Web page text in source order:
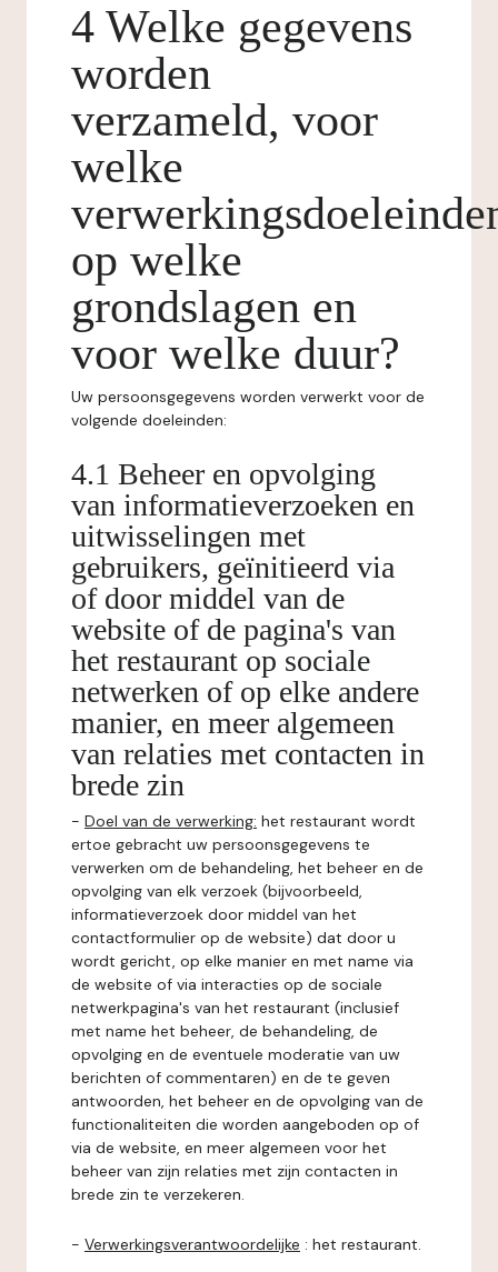
4 Welke gegevens
worden
verzameld, voor
welke
op welke
grondslagen en
voor welke duur?
Uw persoonsgegevens worden verwerkt voor de
volgende doeleinden:
4.1 Beheer en opvolging
van informatieverzoeken en
uitwisselingen met
gebruikers, geïnitieerd via
of door middel van de
website of de pagina's van
het restaurant op sociale
netwerken of op elke andere
manier, en meer algemeen
van relaties met contacten in
brede zin
- Doel van de verwerking: het restaurant wordt
ertoe gebracht uw persoonsgegevens te
verwerken om de behandeling, het beheer en de
opvolging van elk verzoek (bijvoorbeeld,
informatieverzoek door middel van het
contactformulier op de website) dat door u
wordt gericht, op elke manier en met name via
de website of via interacties op de sociale
netwerkpagina's van het restaurant (inclusief
met name het beheer, de behandeling, de
opvolging en de eventuele moderatie van uw
berichten of commentaren) en de te geven
antwoorden, het beheer en de opvolging van de
functionaliteiten die worden aangeboden op of
via de website, en meer algemeen voor het
beheer van zijn relaties met zijn contacten in
brede zin te verzekeren.
- Verwerkingsverantwoordelijke : het restaurant.